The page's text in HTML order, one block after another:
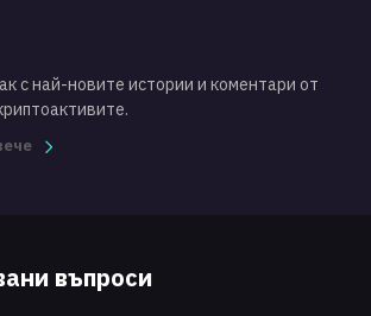
с най-новите истории и коментари от
въпроси